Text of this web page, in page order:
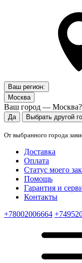
Ваш регион:
Москва
Ваш город — Москва?
Да Выбрать другой
От выбранного города
Доставка
Оплата
Статус моего
Помощь
Гарантия и
Контакты
+78002006664